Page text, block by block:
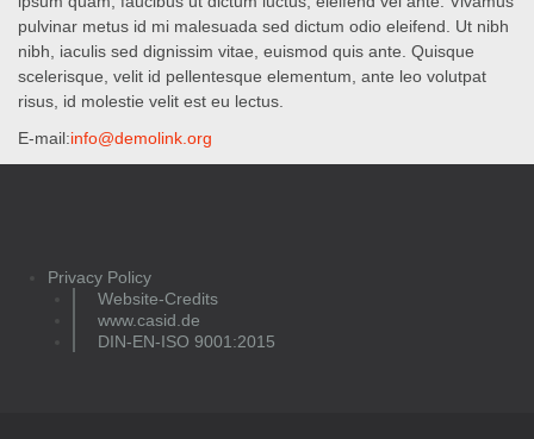
pulvinar metus id mi malesuada sed dictum odio eleifend. Ut nibh
nibh, iaculis sed dignissim vitae, euismod quis ante. Quisque
scelerisque, velit id pellentesque elementum, ante leo volutpat
risus, id molestie velit est eu lectus.
E-mail:info@demolink.org
Privacy Policy
Website-Credits
www.casid.de
DIN-EN-ISO 9001:2015